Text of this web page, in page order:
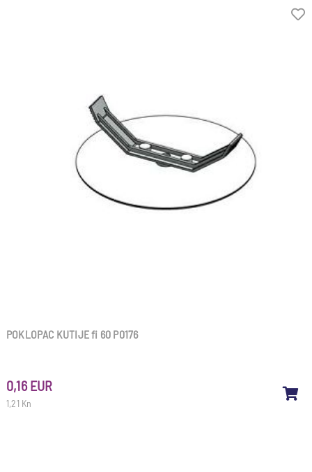
POKLOPAC KUTIJE fi 60 P0176
1,21 Kn
0,16 EUR